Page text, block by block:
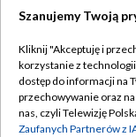
Abonament TVP
Emisja w TVP
Szanujemy Twoją
Kliknij "Akceptuję i
korzystanie z
dostęp do informacji na
przechowywanie oraz
nas, czyli Telewizję
Zaufanych Partnerów z